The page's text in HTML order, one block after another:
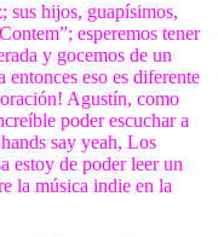
hijos, guapísimos,
esperemos tener
y gocemos de un
eso es diferente
Agustín, como
poder escuchar a
say yeah, Los
estoy de poder leer un
la música indie en la